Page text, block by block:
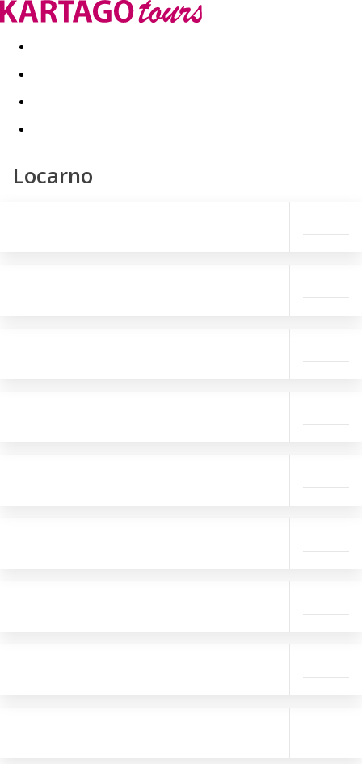
Last minute Dovolenkové kluby
Locarno